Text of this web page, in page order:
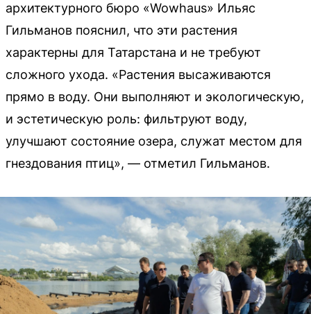
архитектурного бюро «Wowhaus» Ильяс
Гильманов пояснил, что эти растения
характерны для Татарстана и не требуют
сложного ухода. «Растения высаживаются
прямо в воду. Они выполняют и экологическую,
и эстетическую роль: фильтруют воду,
улучшают состояние озера, служат местом для
гнездования птиц», — отметил Гильманов.